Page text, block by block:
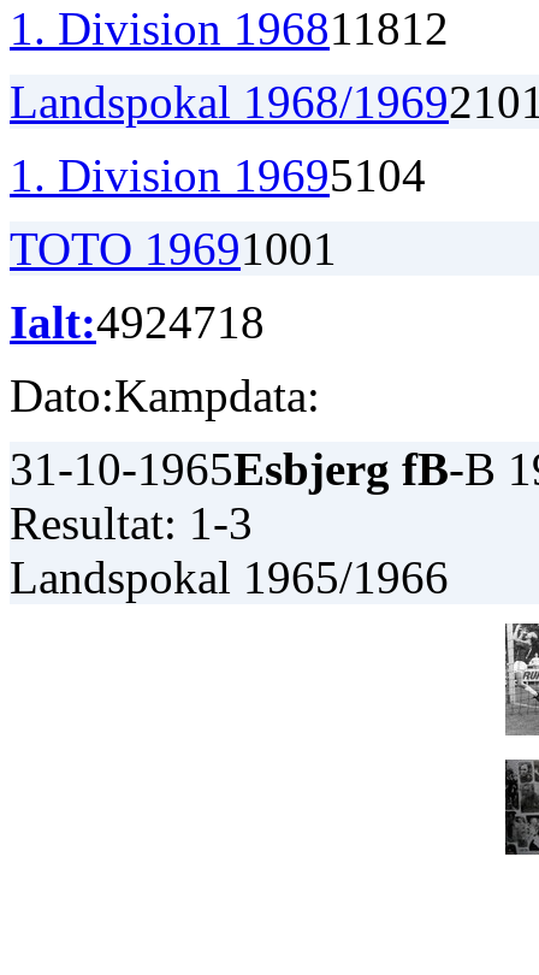
1. Division 196811812
Landspokal 1968/1969210
1. Division 19695104
TOTO 19691001
Ialt:4924718
Dato:Kampdata:
31-10-1965Esbjerg fB-B
Resultat: 1-3
Landspokal 1965/1966